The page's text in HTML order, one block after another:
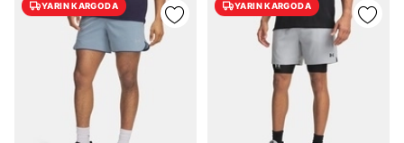
YARIN KARGODA YARIN KARGODA